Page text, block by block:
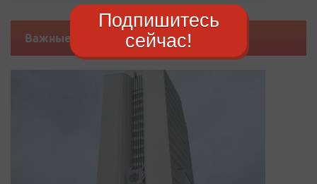
Важные новости
Подпишитесь
сейчас!